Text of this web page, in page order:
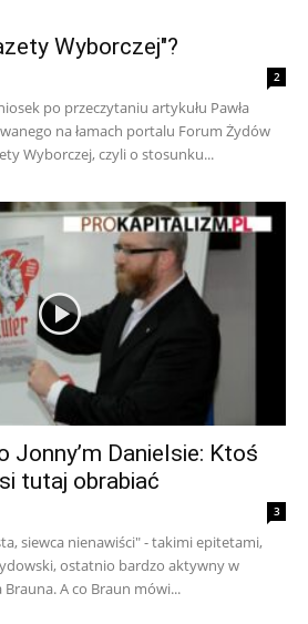
Wyborczej"?
2
po przeczytaniu artykułu Pawła
na łamach portalu Forum Żydów
Wyborczej, czyli o stosunku...
Jonny’m Danielsie: Ktoś
tutaj obrabiać
3
siewca nienawiści" - takimi epitetami,
ostatnio bardzo aktywny w
Brauna. A co Braun mówi...